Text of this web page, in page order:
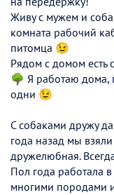
Живу с мужем и
комната рабочий
питомца 😉
Рядом с домом есть
🌳 Я работаю дома,
одни 😉
С собаками дружу
года назад мы
дружелюбная.
Пол года работала
многими породами